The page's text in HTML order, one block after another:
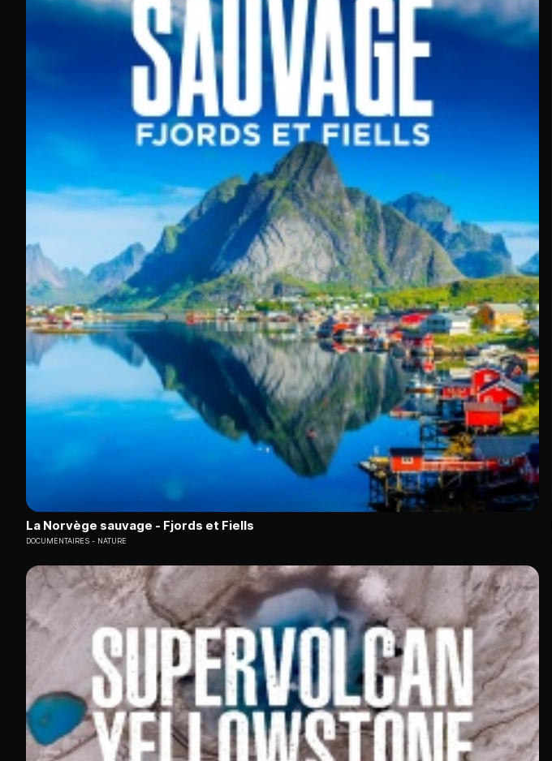
La Norvège sauvage - Fjords et Fiells
DOCUMENTAIRES NATURE